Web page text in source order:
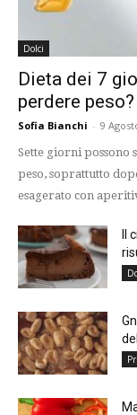
Dolci
Dieta dei 7
perdere
Sofia Bianchi - 9
Sette giorni
peso, soprattutto
esagerato con
Il